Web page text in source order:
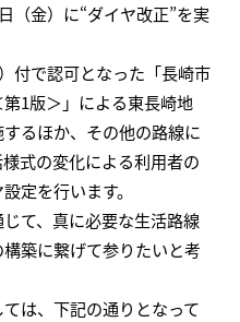
（金）に“ダイヤ改正”を実
付で認可となった「長崎市
1版＞」による東長崎地
るほか、その他の路線に
式の変化による利用者の
定を行います。
て、真に必要な生活路線
築に繋げて参りたいと考
は、下記の通りとなって